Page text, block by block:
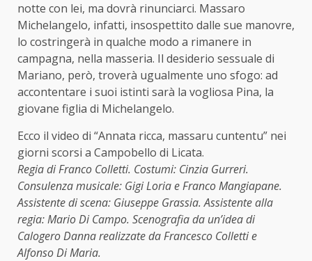
notte con lei, ma dovrà rinunciarci. Massaro
Michelangelo, infatti, insospettito dalle sue manovre,
lo costringerà in qualche modo a rimanere in
campagna, nella masseria. Il desiderio sessuale di
Mariano, però, troverà ugualmente uno sfogo: ad
accontentare i suoi istinti sarà la vogliosa Pina, la
giovane figlia di Michelangelo.
Ecco il video di “Annata ricca, massaru cuntentu” nei
giorni scorsi a Campobello di Licata.
Regia di Franco Colletti. Costumi: Cinzia Gurreri.
Consulenza musicale: Gigi Loria e Franco Mangiapane.
Assistente di scena: Giuseppe Grassia. Assistente alla
regia: Mario Di Campo. Scenografia da un’idea di
Calogero Danna realizzate da Francesco Colletti e
Alfonso Di Maria.